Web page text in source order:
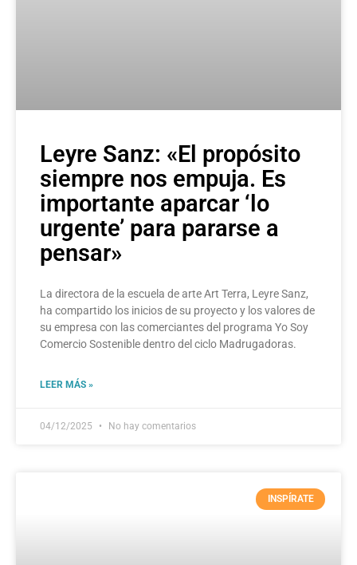
Leyre Sanz: «El propósito
siempre nos empuja. Es
importante aparcar ‘lo
urgente’ para pararse a
pensar»
La directora de la escuela de arte Art Terra, Leyre Sanz,
ha compartido los inicios de su proyecto y los valores de
su empresa con las comerciantes del programa Yo Soy
Comercio Sostenible dentro del ciclo Madrugadoras.
LEER MÁS »
04/12/2025 No hay comentarios
INSPÍRATE